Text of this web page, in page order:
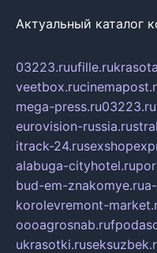
Актуальный каталог
03223.ruufille.ru
veetbox.ru
mega-press.ru03223.ru
eurovision-russia.ru
itrack-24.ru
alabuga-cityhotel.ru
bud-em-znakomye.ru
korolevremont-
oooagrosnab.ru
ukrasotki.ru